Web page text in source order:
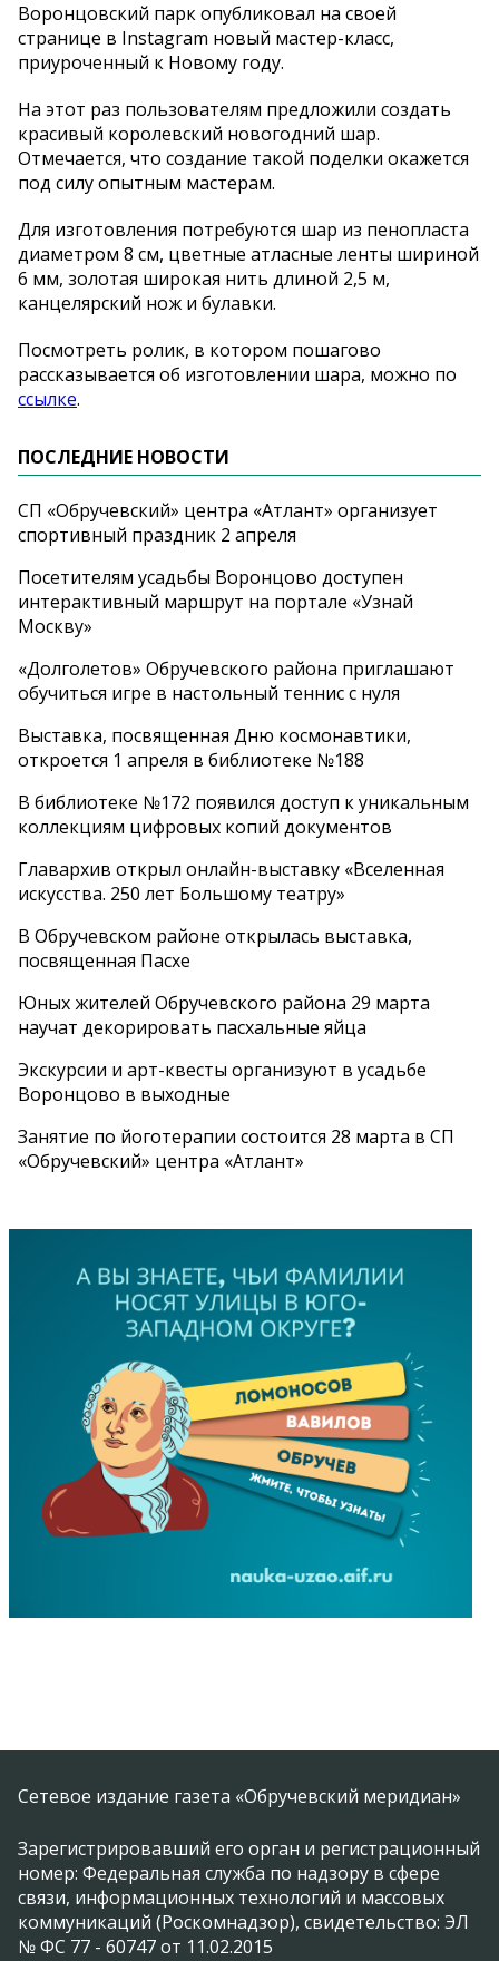
Воронцовский парк опубликовал на своей
странице в Instagram новый мастер-класс,
приуроченный к Новому году.
На этот раз пользователям предложили создать
красивый королевский новогодний шар.
Отмечается, что создание такой поделки окажется
под силу опытным мастерам.
Для изготовления потребуются шар из пенопласта
диаметром 8 см, цветные атласные ленты шириной
6 мм, золотая широкая нить длиной 2,5 м,
канцелярский нож и булавки.
Посмотреть ролик, в котором пошагово
рассказывается об изготовлении шара, можно по
ссылке.
ПОСЛЕДНИЕ НОВОСТИ
СП «Обручевский» центра «Атлант» организует
спортивный праздник 2 апреля
Посетителям усадьбы Воронцово доступен
интерактивный маршрут на портале «Узнай
Москву»
«Долголетов» Обручевского района приглашают
обучиться игре в настольный теннис с нуля
Выставка, посвященная Дню космонавтики,
откроется 1 апреля в библиотеке №188
В библиотеке №172 появился доступ к уникальным
коллекциям цифровых копий документов
Главархив открыл онлайн-выставку «Вселенная
искусства. 250 лет Большому театру»
В Обручевском районе открылась выставка,
посвященная Пасхе
Юных жителей Обручевского района 29 марта
научат декорировать пасхальные яйца
Экскурсии и арт-квесты организуют в усадьбе
Воронцово в выходные
Занятие по йоготерапии состоится 28 марта в СП
«Обручевский» центра «Атлант»
Сетевое издание газета «Обручевский меридиан»
Зарегистрировавший его орган и регистрационный
номер: Федеральная служба по надзору в сфере
связи, информационных технологий и массовых
коммуникаций (Роскомнадзор), свидетельство: ЭЛ
№ ФС 77 - 60747 от 11.02.2015